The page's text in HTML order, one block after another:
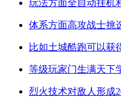
玩法方面全自动挂机
体系方面高攻战士挑
比如土城酷跑可以获
等级玩家门生满天下
烈火技术对敌人形成